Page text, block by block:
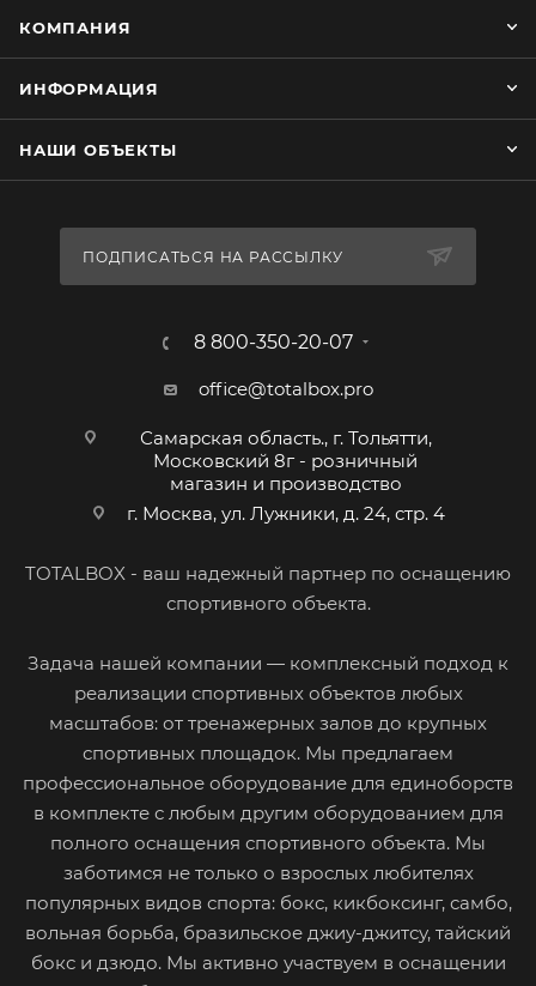
КОМПАНИЯ
ИНФОРМАЦИЯ
НАШИ ОБЪЕКТЫ
ПОДПИСАТЬСЯ НА РАССЫЛКУ
8 800-350-20-07
office@totalbox.pro
Самарская область., г. Тольятти,
Московский 8г - розничный
магазин и производство
г. Москва, ул. Лужники, д. 24, стр. 4
TOTALBOX - ваш надежный партнер по оснащению
спортивного объекта.
Задача нашей компании — комплексный подход к
реализации спортивных объектов любых
масштабов: от тренажерных залов до крупных
спортивных площадок. Мы предлагаем
профессиональное оборудование для единоборств
в комплекте с любым другим оборудованием для
полного оснащения спортивного объекта. Мы
заботимся не только о взрослых любителях
популярных видов спорта: бокс, кикбоксинг, самбо,
вольная борьба, бразильское джиу-джитсу, тайский
бокс и дзюдо. Мы активно участвуем в оснащении